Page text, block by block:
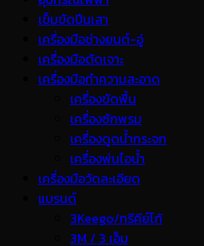
เข็มขัดปีนเสา
เครื่องมือช่างยนต์-อู่
เครื่องมือตัดเจาะ
เครื่องมือทำความสะอาด
เครื่องขัดพื้น
เครื่องซักพรม
เครื่องดูดน้ำกระจก
เครื่องพ่นไอน้ำ
เครื่องมือวัดละเอียด
แบรนด์
3Keego/ทรีคีย์โก้
3M / 3 เอ็ม